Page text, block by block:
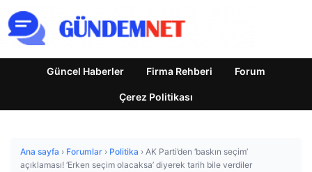
Güncel Haberler Firma Rehberi Forum
Çerez Politikası
Ana sayfa › Forumlar › Politika › AK Parti’den ‘baskın seçim’
açıklaması! ‘Erken seçim olacaksa’ diyerek tarih bile verdiler